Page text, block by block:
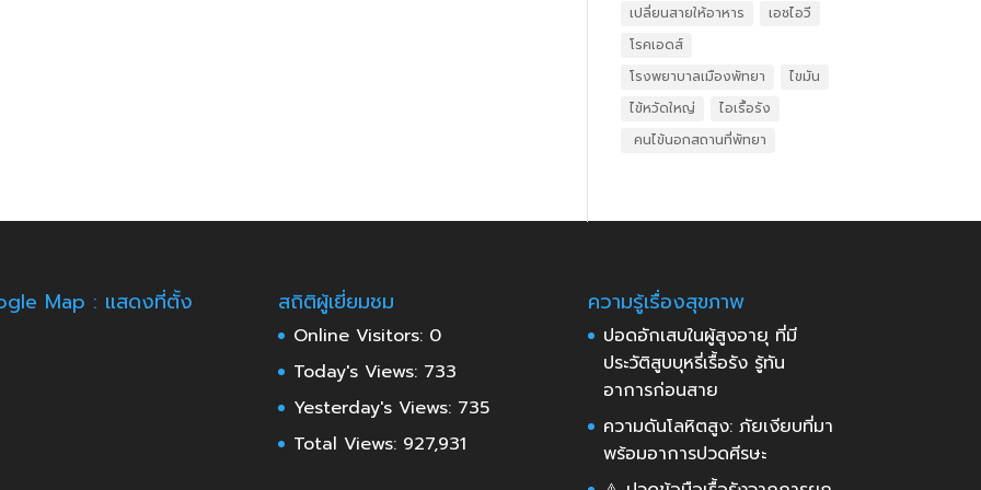
เปลี่ยนสายให้อาหาร
เอชไอวี
โรคเอดส์
โรงพยาบาลเมืองพัทยา
ไขมัน
ไข้หวัดใหญ่
ไอเรื้อรัง
​ คนไข้นอกสถานที่พัทยา
Map : แสดงที่ตั้ง สถิติผู้เยี่ยมชม
Online Visitors: 0
Today's Views: 733
Yesterday's Views: 735
Total Views: 927,931
ความรู้เรื่องสุขภาพ
ปอดอักเสบในผู้สูงอายุ ที่มี
ประวัติสูบบุหรี่เรื้อรัง รู้ทัน
อาการก่อนสาย
ความดันโลหิตสูง: ภัยเงียบที่มา
พร้อมอาการปวดศีรษะ